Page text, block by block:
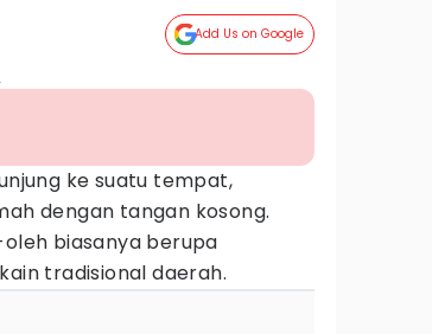
Add Us on Google
ke suatu tempat,
dengan tangan kosong.
biasanya berupa
tradisional daerah.